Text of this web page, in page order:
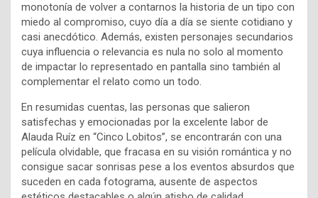
monotonía de volver a contarnos la historia de un tipo con
miedo al compromiso, cuyo día a día se siente cotidiano y
casi anecdótico. Además, existen personajes secundarios
cuya influencia o relevancia es nula no solo al momento
de impactar lo representado en pantalla sino también al
complementar el relato como un todo.
En resumidas cuentas, las personas que salieron
satisfechas y emocionadas por la excelente labor de
Alauda Ruíz en “Cinco Lobitos”, se encontrarán con una
película olvidable, que fracasa en su visión romántica y no
consigue sacar sonrisas pese a los eventos absurdos que
suceden en cada fotograma, ausente de aspectos